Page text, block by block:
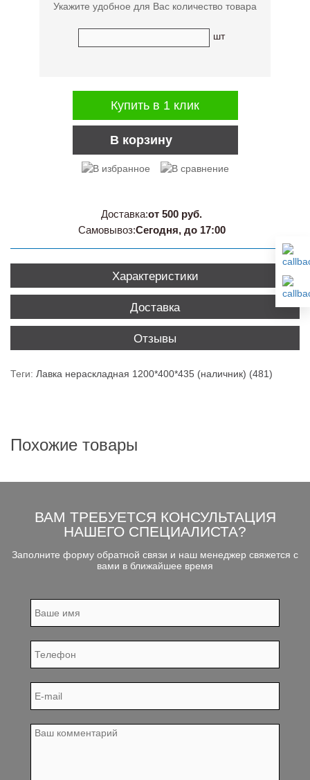
Укажите удобное для Вас количество товара
шт
В корзину
Купить в 1 клик
Доставка:от 500 руб.
Самовывоз:Сегодня, до 17:00
Характеристики
Доставка
Отзывы
Теги: Лавка нераскладная 1200*400*435 (наличник) (481)
Похожие товары
ВАМ ТРЕБУЕТСЯ КОНСУЛЬТАЦИЯ
НАШЕГО СПЕЦИАЛИСТА?
Заполните форму обратной связи и наш менеджер свяжется с
вами в ближайшее время